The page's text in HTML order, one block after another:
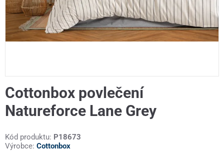
Cottonbox povlečení
Natureforce Lane Grey
Kód produktu: P18673
Výrobce: Cottonbox